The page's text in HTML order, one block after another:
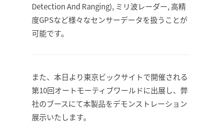
Detection And Ranging), ミリ波レーダー, 高精
度GPSなど様々なセンサーデータを扱うことが
可能です。
また、本日より東京ビックサイトで開催される
第10回オートモーティブワールドに出展し、弊
社のブースにて本製品をデモンストレーション
展示いたします。